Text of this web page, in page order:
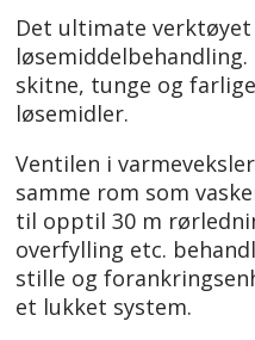
Det ultimate
skitne, tunge og
løsemidler.
Ventilen i
samme rom som
til opptil 30 m
overfylling etc.
stille og
et lukket system.